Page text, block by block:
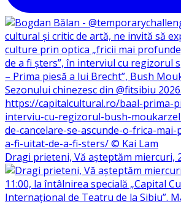
Dragi prieteni, Vă așteptăm miercuri,